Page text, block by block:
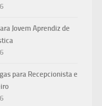
Jovem Aprendiz de
para Recepcionista e